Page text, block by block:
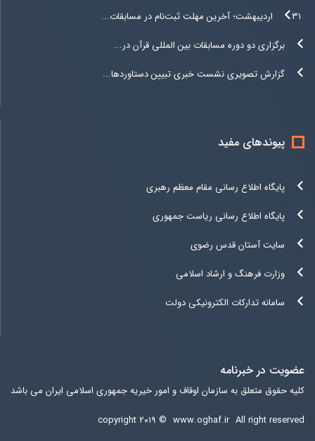
۳۱ اردیبهشت؛ آخرین مهلت ثبت‌نام در مسابقات...
برگزاری دو دوره مسابقات بین المللی قرآن در...
گزارش تصویری نشست خبری تبیین دستاوردها...
پیوندهای مفید
پایگاه اطلاع رسانی مقام معظم رهبری
پایگاه اطلاع رسانی ریاست جمهوری
سایت آستان قدس رضوی
وزارت فرهنگ و ارشاد اسلامی
سامانه تدارکات الکترونیکی دولت
عضویت در خبرنامه
کلیه حقوق متعلق به سازمان اوقاف و امور خیریه جمهوری اسلامی ایران می باشد
copyright ۲۰۱۹ © www.oghaf.ir All right reserved